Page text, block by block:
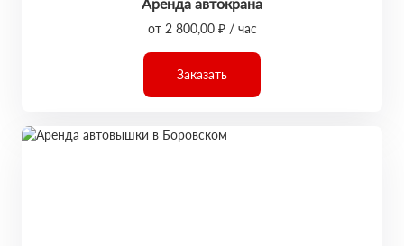
от 2 800,00 ₽ / час
Заказать